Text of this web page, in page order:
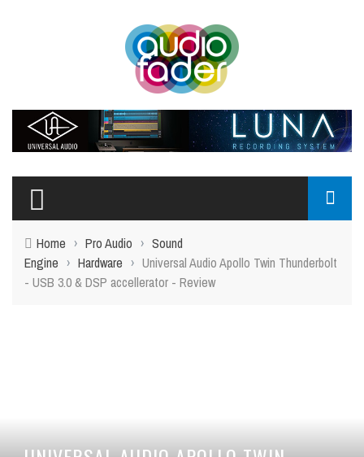
Home › Pro Audio › Sound
Engine › Hardware › Universal Audio Apollo Twin Thunderbolt
- USB 3.0 & DSP accellerator - Review